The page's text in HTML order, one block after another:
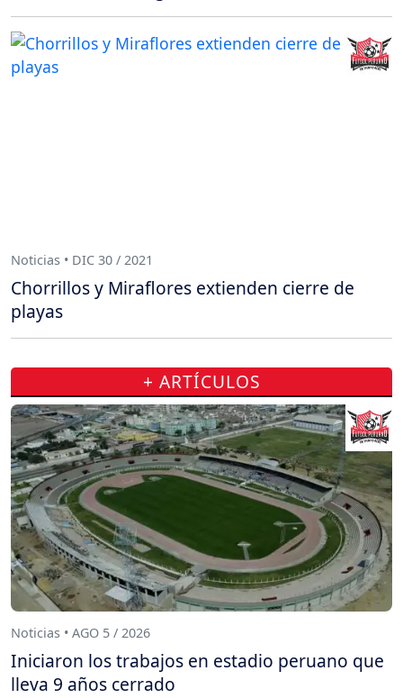
Noticias • DIC 30 / 2021
Chorrillos y Miraflores extienden cierre de
playas
+ ARTÍCULOS
Noticias • AGO 5 / 2026
Iniciaron los trabajos en estadio peruano que
lleva 9 años cerrado